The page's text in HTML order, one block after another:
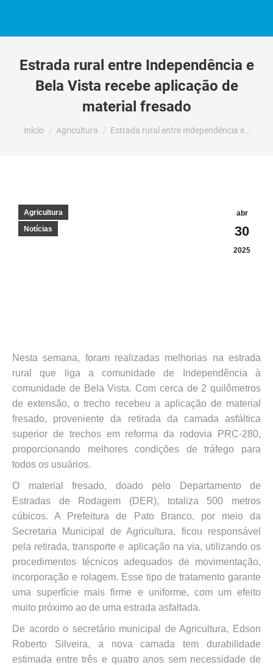
Estrada rural entre Independência e
Bela Vista recebe aplicação de
material fresado
Você está aqui:
Início Agricultura Estrada rural entre Independência e…
abr
30
2025
Agricultura
Notícias
Nesta semana, foram realizadas melhorias na estrada
rural que liga a comunidade de Independência à
comunidade de Bela Vista. Com cerca de 2 quilômetros
de extensão, o trecho recebeu a aplicação de material
fresado, proveniente da retirada da camada asfáltica
superior de trechos em reforma da rodovia PRC-280,
proporcionando melhores condições de tráfego para
todos os usuários.
O material fresado, doado pelo Departamento de
Estradas de Rodagem (DER), totaliza 500 metros
cúbicos. A Prefeitura de Pato Branco, por meio da
Secretaria Municipal de Agricultura, ficou responsável
pela retirada, transporte e aplicação na via, utilizando os
procedimentos técnicos adequados de movimentação,
incorporação e rolagem. Esse tipo de tratamento garante
uma superfície mais firme e uniforme, com um efeito
muito próximo ao de uma estrada asfaltada.
De acordo o secretário municipal de Agricultura, Edson
Roberto Silveira, a nova camada tem durabilidade
estimada entre três e quatro anos sem necessidade de